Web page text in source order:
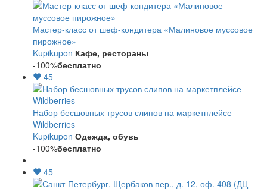
Мастер-класс от шеф-кондитера «Малиновое муссовое
пирожное»
Kupikupon Кафе, рестораны
-100%бесплатно
45
Набор бесшовных трусов слипов на маркетплейсе
Wildberries
Kupikupon Одежда, обувь
-100%бесплатно
45